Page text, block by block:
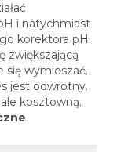
i natychmiast
korektora pH.
zwiększającą
się wymieszać.
jest odwrotny.
kosztowną.
.